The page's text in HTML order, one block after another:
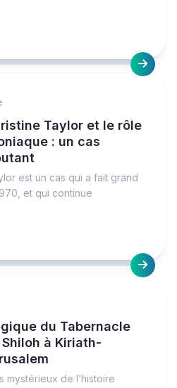
Taylor et le rôle
: un cas
est un cas qui a fait grand
et qui continue
du Tabernacle
à Kiriath-
mystérieux de l’histoire